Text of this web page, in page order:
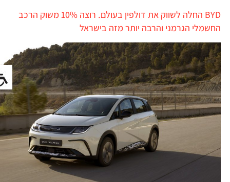
BYD החלה לשווק את דולפין בעולם. רוצה 10% משוק הרכב
החשמלי הגרמני והרבה יותר מזה בישראל